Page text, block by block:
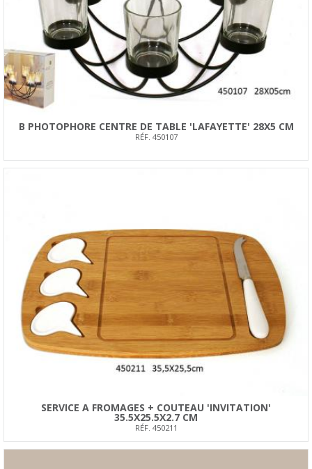
B PHOTOPHORE CENTRE DE TABLE 'LAFAYETTE' 28X5 CM
RÉF. 450107
SERVICE A FROMAGES + COUTEAU 'INVITATION'
35.5X25.5X2.7 CM
RÉF. 450211